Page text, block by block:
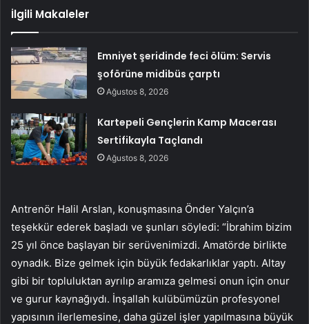
İlgili Makaleler
Emniyet şeridinde feci ölüm: Servis
şoförüne midibüs çarptı
Ağustos 8, 2026
Kartepeli Gençlerin Kamp Macerası
Sertifikayla Taçlandı
Ağustos 8, 2026
Antrenör Halil Arslan, konuşmasına Önder Yalçın’a
teşekkür ederek başladı ve şunları söyledi: “İbrahim bizim
25 yıl önce başlayan bir serüvenimizdi. Amatörde birlikte
oynadık. Bize gelmek için büyük fedakarlıklar yaptı. Altay
gibi bir topluluktan ayrılıp aramıza gelmesi onun için onur
ve gurur kaynağıydı. İnşallah kulübümüzün profesyonel
yapısının ilerlemesine, daha güzel işler yapılmasına büyük